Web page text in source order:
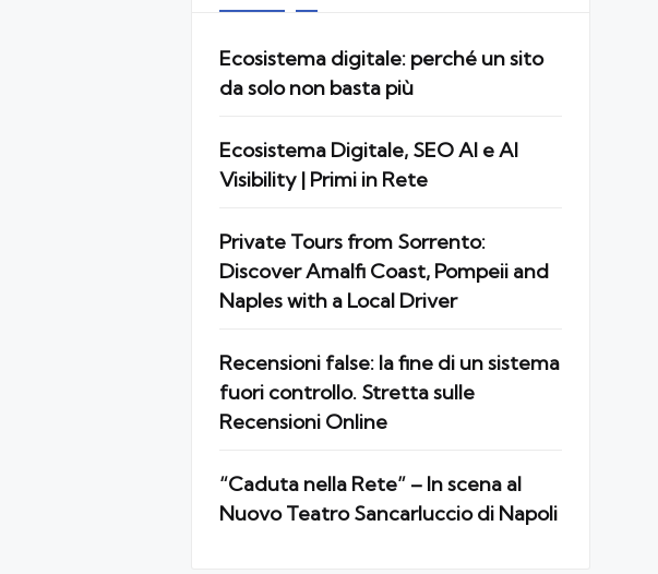
Ecosistema digitale: perché un sito
da solo non basta più
Ecosistema Digitale, SEO AI e AI
Visibility | Primi in Rete
Private Tours from Sorrento:
Discover Amalfi Coast, Pompeii and
Naples with a Local Driver
Recensioni false: la fine di un sistema
fuori controllo. Stretta sulle
Recensioni Online
“Caduta nella Rete” – In scena al
Nuovo Teatro Sancarluccio di Napoli